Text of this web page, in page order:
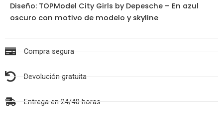
Diseño: TOPModel City Girls by Depesche – En azul
oscuro con motivo de modelo y skyline
Compra segura
Devolución gratuita
Entrega en 24/48 horas